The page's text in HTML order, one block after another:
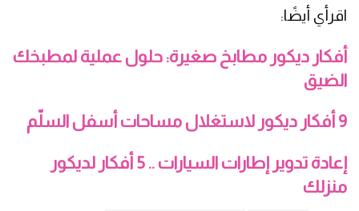
اقرأي أيضًا:
أفكار ديكور مطابخ صغيرة: حلول عملية لمطبخك
الضيق
9 أفكار ديكور لاستغلال مساحات أسفل السلّم
إعادة تدوير إطارات السيارات .. 5 أفكار لديكور
منزلك